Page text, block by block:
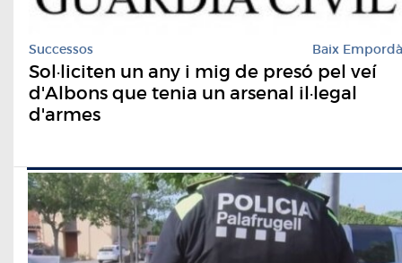
Successos Baix Empordà
Sol·liciten un any i mig de presó pel veí
d'Albons que tenia un arsenal il·legal
d'armes